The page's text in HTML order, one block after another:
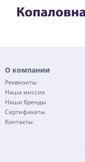
О компании
Реквизиты
Наша миссия
Наши бренды
Сертификаты
Контакты